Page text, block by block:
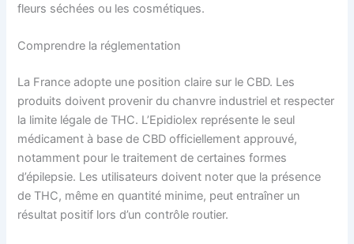
fleurs séchées ou les cosmétiques.
Comprendre la réglementation
La France adopte une position claire sur le CBD. Les
produits doivent provenir du chanvre industriel et respecter
la limite légale de THC. L’Epidiolex représente le seul
médicament à base de CBD officiellement approuvé,
notamment pour le traitement de certaines formes
d’épilepsie. Les utilisateurs doivent noter que la présence
de THC, même en quantité minime, peut entraîner un
résultat positif lors d’un contrôle routier.